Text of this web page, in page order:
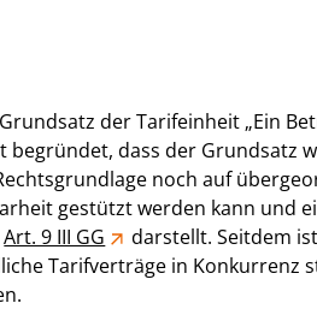
der Tarifeinheit „Ein
begründet, dass der Grundsatz
noch auf
gestützt werden kann und
Art. 9 III GG
darstellt. Seitdem
Tarifverträge in Konkurrenz